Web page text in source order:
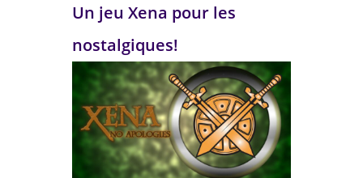
Un jeu Xena pour les
nostalgiques!